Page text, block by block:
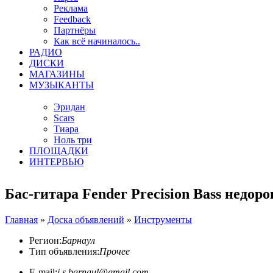
Реклама
Feedback
Партнёры
Как всё начиналось..
РАДИО
ДИСКИ
МАГАЗИНЫ
МУЗЫКАНТЫ
Эридан
Scars
Тиара
Ноль три
ПЛОЩАДКИ
ИНТЕРВЬЮ
Бас-гитара Fender Precision Bass
Главная » Доска объявлений » Инструменты
Регион:Барнаул
Тип объявления:Прочее